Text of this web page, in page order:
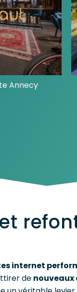
Annecy
internet
de nouveaux